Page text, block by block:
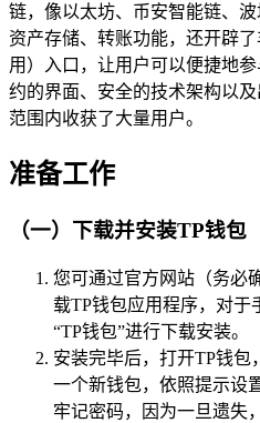
链，像以太坊、币安智能链、
资产存储、转账功能，还开辟
用）入口，让用户可以便捷地
约的界面、安全的技术架构以
范围内收获了大量用户。
准备工作
（一）下载并安装TP钱包
您可通过官方网站（务必
载TP钱包应用程序，对于
“TP钱包”进行下载安装。
安装完毕后，打开TP钱包
一个新钱包，依照提示设
牢记密码，因为一旦遗失